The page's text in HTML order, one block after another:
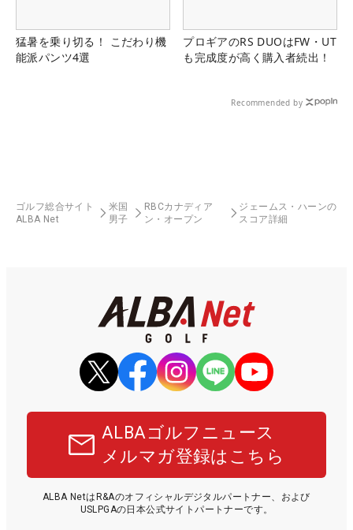
猛暑を乗り切る！ こだわり機
能派パンツ4選
プロギアのRS DUOはFW・UT
も完成度が高く購入者続出！
Recommended by
ゴルフ総合サイト
ALBA Net
米国
男子
RBCカナディア
ン・オープン
ジェームス・ハーンの
スコア詳細
ALBAゴルフニュース
メルマガ登録はこちら
ALBA NetはR&Aのオフィシャルデジタルパートナー、および
USLPGAの日本公式サイトパートナーです。